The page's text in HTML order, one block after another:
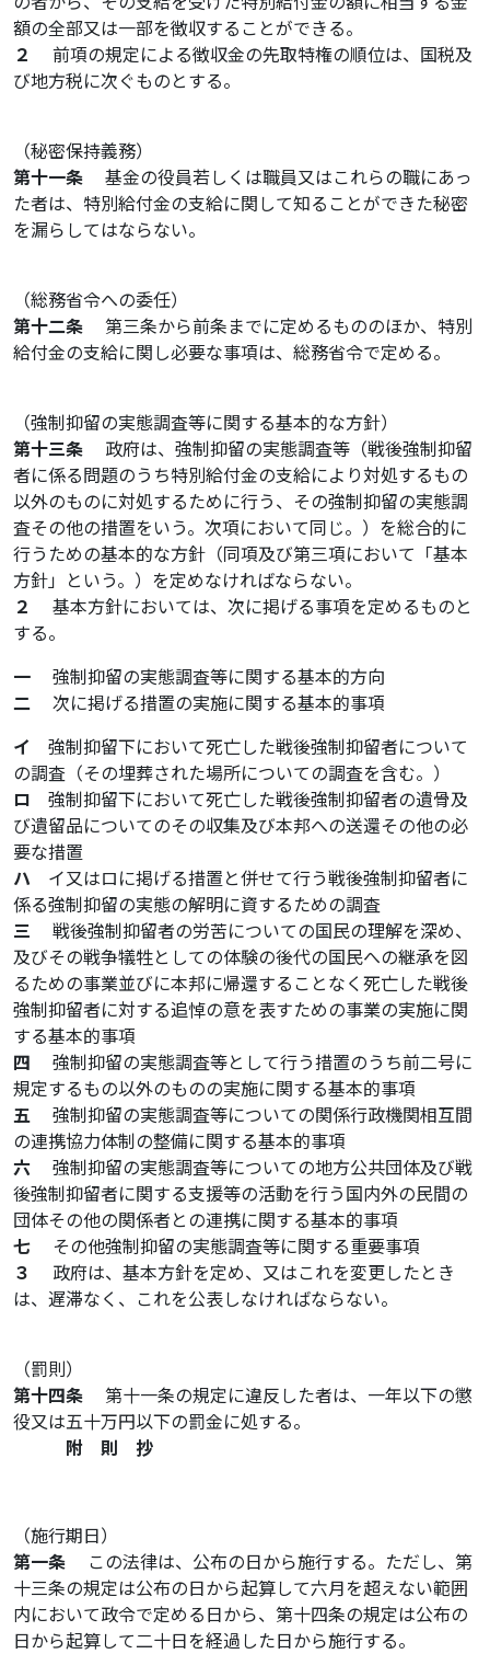
額の全部又は一部を徴収することができる。
２
前項の規定による徴収金の先取特権の順位は、国税及
び地方税に次ぐものとする。
（秘密保持義務）
第十一条
基金の役員若しくは職員又はこれらの職にあっ
た者は、特別給付金の支給に関して知ることができた秘密
を漏らしてはならない。
（総務省令への委任）
第十二条
第三条から前条までに定めるもののほか、特別
給付金の支給に関し必要な事項は、総務省令で定める。
（強制抑留の実態調査等に関する基本的な方針）
第十三条
政府は、強制抑留の実態調査等（戦後強制抑留
者に係る問題のうち特別給付金の支給により対処するもの
以外のものに対処するために行う、その強制抑留の実態調
査その他の措置をいう。次項において同じ。）を総合的に
行うための基本的な方針（同項及び第三項において「基本
方針」という。）を定めなければならない。
２
基本方針においては、次に掲げる事項を定めるものと
する。
一
強制抑留の実態調査等に関する基本的方向
二
次に掲げる措置の実施に関する基本的事項
イ 強制抑留下において死亡した戦後強制抑留者について
の調査（その埋葬された場所についての調査を含む。）
ロ 強制抑留下において死亡した戦後強制抑留者の遺骨及
び遺留品についてのその収集及び本邦への送還その他の必
要な措置
ハ イ又はロに掲げる措置と併せて行う戦後強制抑留者に
係る強制抑留の実態の解明に資するための調査
三
戦後強制抑留者の労苦についての国民の理解を深め、
及びその戦争犠牲としての体験の後代の国民への継承を図
るための事業並びに本邦に帰還することなく死亡した戦後
強制抑留者に対する追悼の意を表すための事業の実施に関
する基本的事項
四
強制抑留の実態調査等として行う措置のうち前二号に
規定するもの以外のものの実施に関する基本的事項
五
強制抑留の実態調査等についての関係行政機関相互間
の連携協力体制の整備に関する基本的事項
六
強制抑留の実態調査等についての地方公共団体及び戦
後強制抑留者に関する支援等の活動を行う国内外の民間の
団体その他の関係者との連携に関する基本的事項
七
その他強制抑留の実態調査等に関する重要事項
３
政府は、基本方針を定め、又はこれを変更したとき
は、遅滞なく、これを公表しなければならない。
（罰則）
第十四条
第十一条の規定に違反した者は、一年以下の懲
役又は五十万円以下の罰金に処する。
附 則 抄
（施行期日）
第一条 この法律は、公布の日から施行する。ただし、第
十三条の規定は公布の日から起算して六月を超えない範囲
内において政令で定める日から、第十四条の規定は公布の
日から起算して二十日を経過した日から施行する。